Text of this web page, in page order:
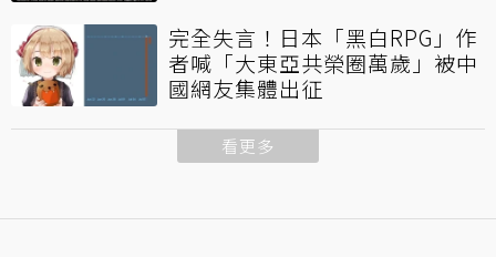
完全失言！日本「黑白RPG」作
者喊「大東亞共榮圈萬歲」被中
國網友集體出征
看更多